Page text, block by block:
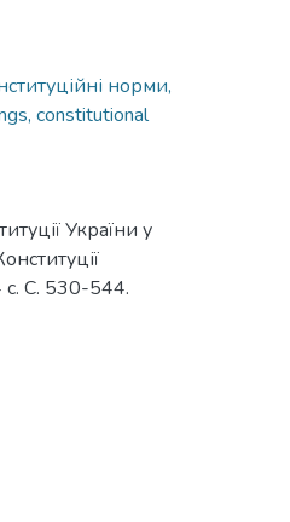
норми,
constitutional
України у
с. С. 530-544.